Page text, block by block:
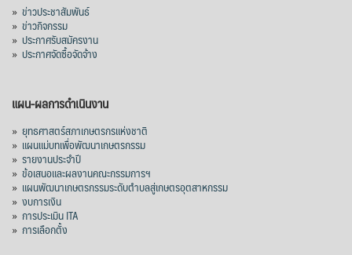
» ข่าวประชาสัมพันธ์
» ข่าวกิจกรรม
» ประกาศรับสมัครงาน
» ประกาศจัดซื้อจัดจ้าง
แผน-ผลการดำเนินงาน
» ยุทธศาสตร์สภาเกษตรกรแห่งชาติ
» แผนแม่บทเพื่อพัฒนาเกษตรกรรม
» รายงานประจำปี
» ข้อเสนอและผลงานคณะกรรมการฯ
» แผนพัฒนาเกษตรกรรมระดับตำบลสู่เกษตรอุตสาหกรรม
» งบการเงิน
» การประเมิน ITA
» การเลือกตั้ง